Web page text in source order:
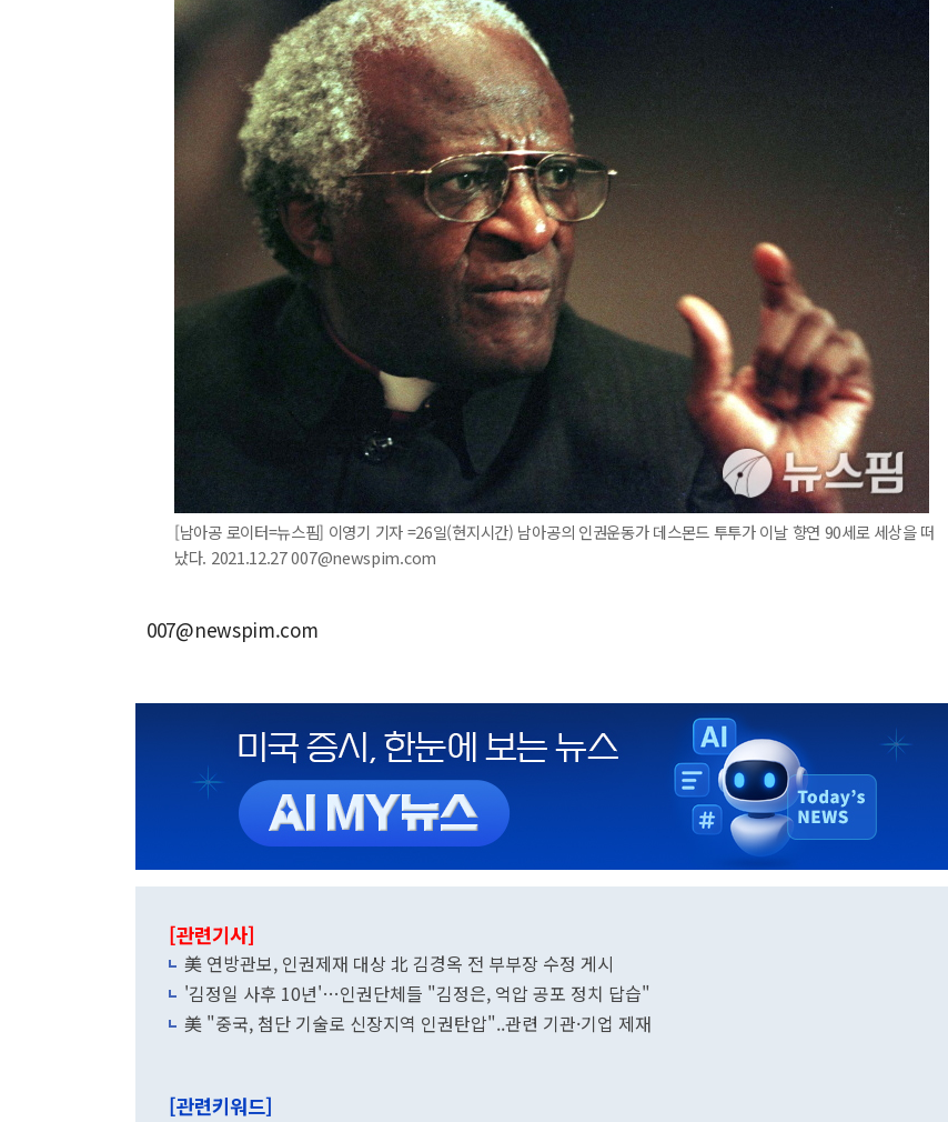
[남아공 로이터=뉴스핌] 이영기 기자 =26일(현지시간) 남아공의 인권운동가 데스몬드 투투가 이날 향연 90세로 세상을 떠
났다. 2021.12.27 007@newspim.com
007@newspim.com
[관련기사]
美 연방관보, 인권제재 대상 北 김경옥 전 부부장 수정 게시
'김정일 사후 10년'…인권단체들 "김정은, 억압 공포 정치 답습"
美 "중국, 첨단 기술로 신장지역 인권탄압"..관련 기관·기업 제재
[관련키워드]